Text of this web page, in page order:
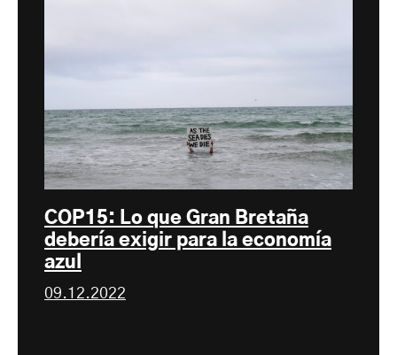
COP15: Lo que Gran Bretaña
debería exigir para la economía
azul
09.12.2022